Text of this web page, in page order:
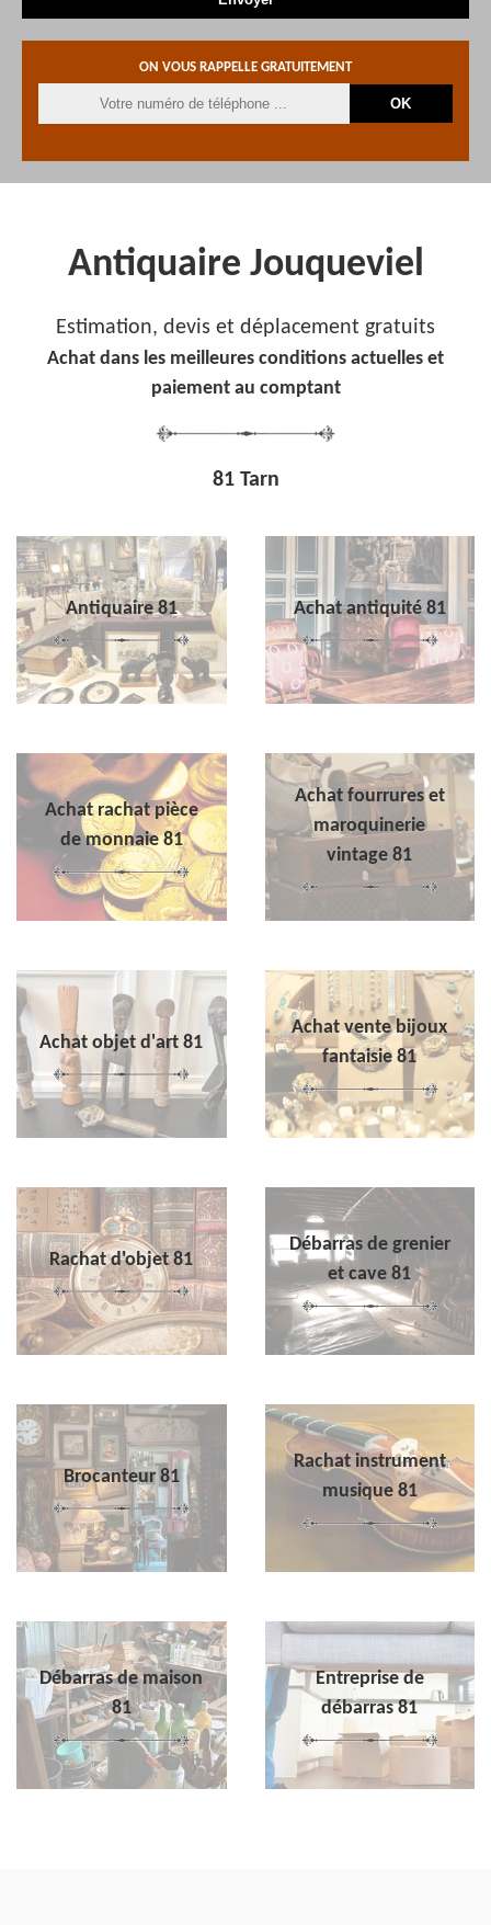
ON VOUS RAPPELLE GRATUITEMENT
Antiquaire Jouqueviel
Estimation, devis et déplacement gratuits
Achat dans les meilleures conditions actuelles et
paiement au comptant
81 Tarn
Antiquaire 81 Achat antiquité 81
Achat rachat pièce
de monnaie 81
Achat fourrures et
maroquinerie
vintage 81
Achat objet d'art 81
Achat vente bijoux
fantaisie 81
Rachat d'objet 81
Débarras de grenier
et cave 81
Brocanteur 81
Rachat instrument
musique 81
Débarras de maison
81
Entreprise de
débarras 81